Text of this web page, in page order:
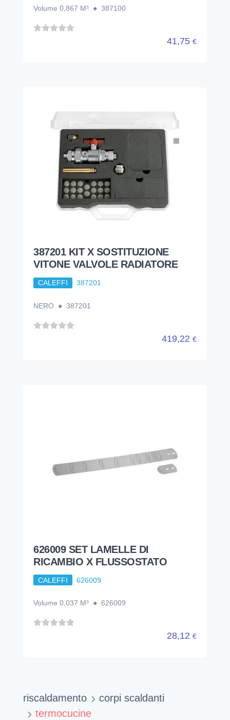
Volume 0,867 M³ ● 387100
41,75 €
387201 KIT X SOSTITUZIONE
VITONE VALVOLE RADIATORE
CALEFFI 387201
NERO ● 387201
419,22 €
626009 SET LAMELLE DI
RICAMBIO X FLUSSOSTATO
CALEFFI 626009
Volume 0,037 M³ ● 626009
28,12 €
riscaldamento
corpi scaldanti
termocucine